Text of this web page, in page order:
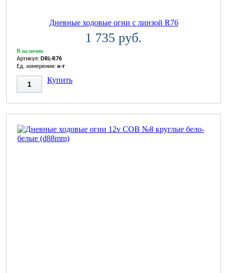
Дневные ходовые огни с линзой R76
1 735 руб.
В наличии
Артикул: DRL-R76
Ед. измерения: к-т
Купить